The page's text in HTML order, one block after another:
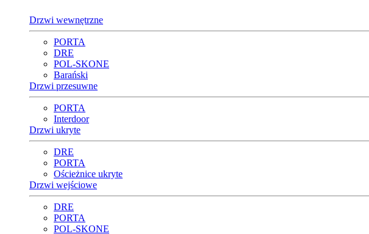
Drzwi wewnętrzne
PORTA
DRE
POL-SKONE
Barański
Drzwi przesuwne
PORTA
Interdoor
Drzwi ukryte
DRE
PORTA
Ościeżnice ukryte
Drzwi wejściowe
DRE
PORTA
POL-SKONE